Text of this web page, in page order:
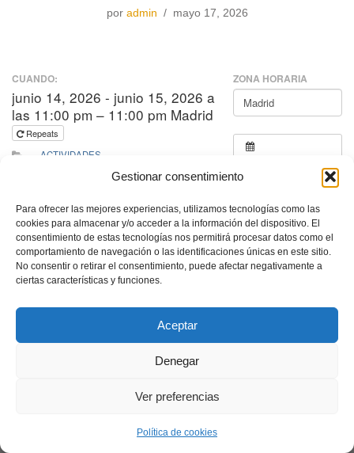
Gestionar consentimiento
Para ofrecer las mejores experiencias, utilizamos tecnologías como las
cookies para almacenar y/o acceder a la información del dispositivo. El
consentimiento de estas tecnologías nos permitirá procesar datos como el
comportamiento de navegación o las identificaciones únicas en este sitio.
No consentir o retirar el consentimiento, puede afectar negativamente a
ciertas características y funciones.
Aceptar
Denegar
Ver preferencias
Política de cookies
por admin mayo 17, 2026
ZONA HORARIA
CUANDO:
junio 14, 2026 - junio 15, 2026 a
las 11:00 pm – 11:00 pm Madrid
Repeats
ACTIVIDADES
| Funciona gracias aWordPress